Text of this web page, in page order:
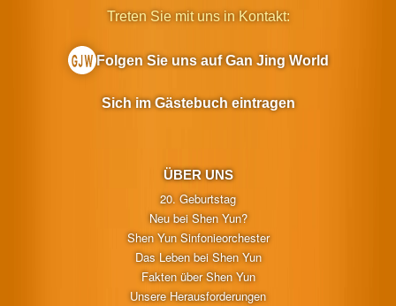
ÜBER UNS
20. Geburtstag
Neu bei Shen Yun?
Shen Yun Sinfonieorchester
Das Leben bei Shen Yun
Fakten über Shen Yun
Unsere Herausforderungen
Treten Sie mit uns in Kontakt:
Folgen Sie uns auf Gan Jing World
Sich im Gästebuch eintragen